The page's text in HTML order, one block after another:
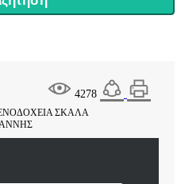
4278
ΣΚΑΛΑ